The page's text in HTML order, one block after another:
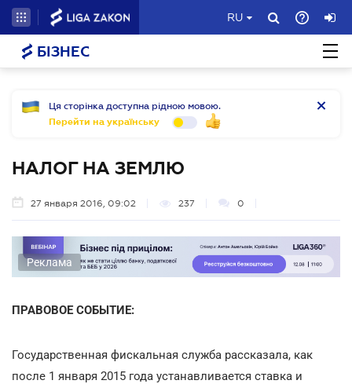
RU
БІЗНЕС
Ця сторінка доступна рідною мовою.
Перейти на українську
НАЛОГ НА ЗЕМЛЮ
27 января 2016, 09:02 237 0
Реклама
ПРАВОВОЕ СОБЫТИЕ:
Государственная фискальная служба рассказала, как
после 1 января 2015 года устанавливается ставка и